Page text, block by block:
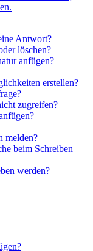
Antwort?
löschen?
anfügen?
erstellen?
zugreifen?
melden?
beim Schreiben
werden?